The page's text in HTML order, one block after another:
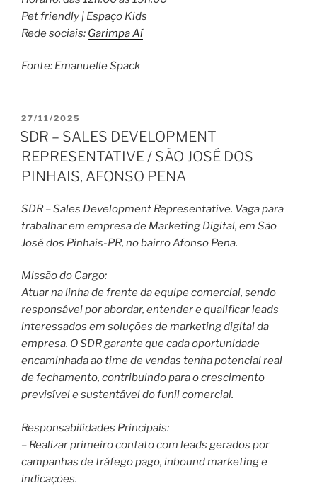
Pet friendly | Espaço Kids
Rede sociais: Garimpa Aí
Fonte: Emanuelle Spack
PUBLICADO
EM
27/11/2025
SDR – SALES DEVELOPMENT
REPRESENTATIVE / SÃO JOSÉ DOS
PINHAIS, AFONSO PENA
SDR – Sales Development Representative. Vaga para
trabalhar em empresa de Marketing Digital, em São
José dos Pinhais-PR, no bairro Afonso Pena.
Missão do Cargo:
Atuar na linha de frente da equipe comercial, sendo
responsável por abordar, entender e qualificar leads
interessados em soluções de marketing digital da
empresa. O SDR garante que cada oportunidade
encaminhada ao time de vendas tenha potencial real
de fechamento, contribuindo para o crescimento
previsível e sustentável do funil comercial.
Responsabilidades Principais:
– Realizar primeiro contato com leads gerados por
campanhas de tráfego pago, inbound marketing e
indicações.